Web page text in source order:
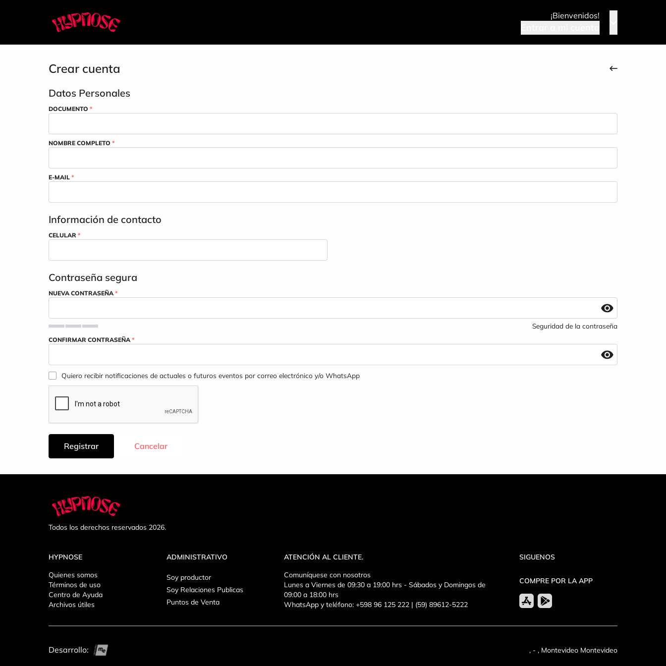
¡Bienvenidos!
Crear cuenta
Datos Personales
DOCUMENTO *
NOMBRE COMPLETO *
E-MAIL *
Información de contacto
CELULAR *
Contraseña segura
NUEVA CONTRASEÑA *
Seguridad de la contraseña
CONFIRMAR CONTRASEÑA *
Quiero recibir notificaciones de actuales o futuros eventos por correo electrónico y/o WhatsApp
Registrar Cancelar
Todos los derechos reservados 2026.
HYPNOSE
Quienes somos
Términos de uso
Centro de Ayuda
Archivos útiles
ADMINISTRATIVO
Soy productor
Soy Relaciones Publicas
Puntos de Venta
ATENCIÓN AL CLIENTE.
Comuníquese con nosotros
Lunes a Viernes de 09:30 a 19:00 hrs - Sábados y Domingos de
09:00 a 18:00 hrs
WhatsApp y teléfono: +598 96 125 222 | (59) 89612-5222
SIGUENOS
COMPRE POR LA APP
Desarrollo: , - , Montevideo Montevideo